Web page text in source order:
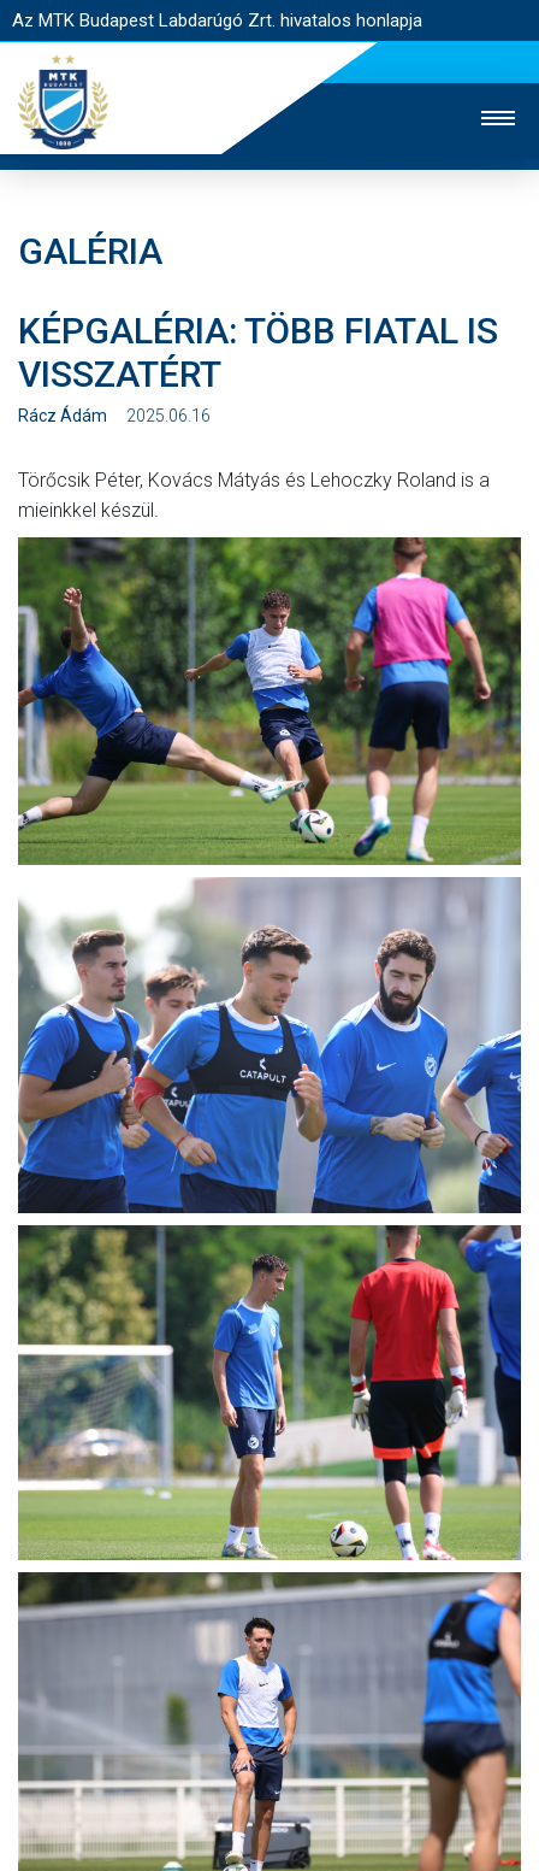
Az MTK Budapest Labdarúgó Zrt. hivatalos honlapja
JEGYÉRTÉKESÍTÉS
WEBSHOP
STADION
EGYESÜLET
HÍREK
CSAPATOK
MÉRKŐZÉSEK
KLUB
GALÉRIA
SZURKOLÓI ÉLMÉNYEK
AKKREDITÁCIÓ
GALÉRIA
KÉPGALÉRIA: TÖBB FIATAL IS
VISSZATÉRT
Rácz Ádám 2025.06.16
Törőcsik Péter, Kovács Mátyás és Lehoczky Roland is a
mieinkkel készül.